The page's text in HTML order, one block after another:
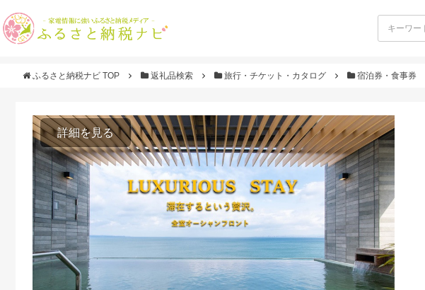
ふるさと納税ナビ TOP 返礼品検索 旅行・チケット・カタログ 宿泊券・食事券
詳細を見る